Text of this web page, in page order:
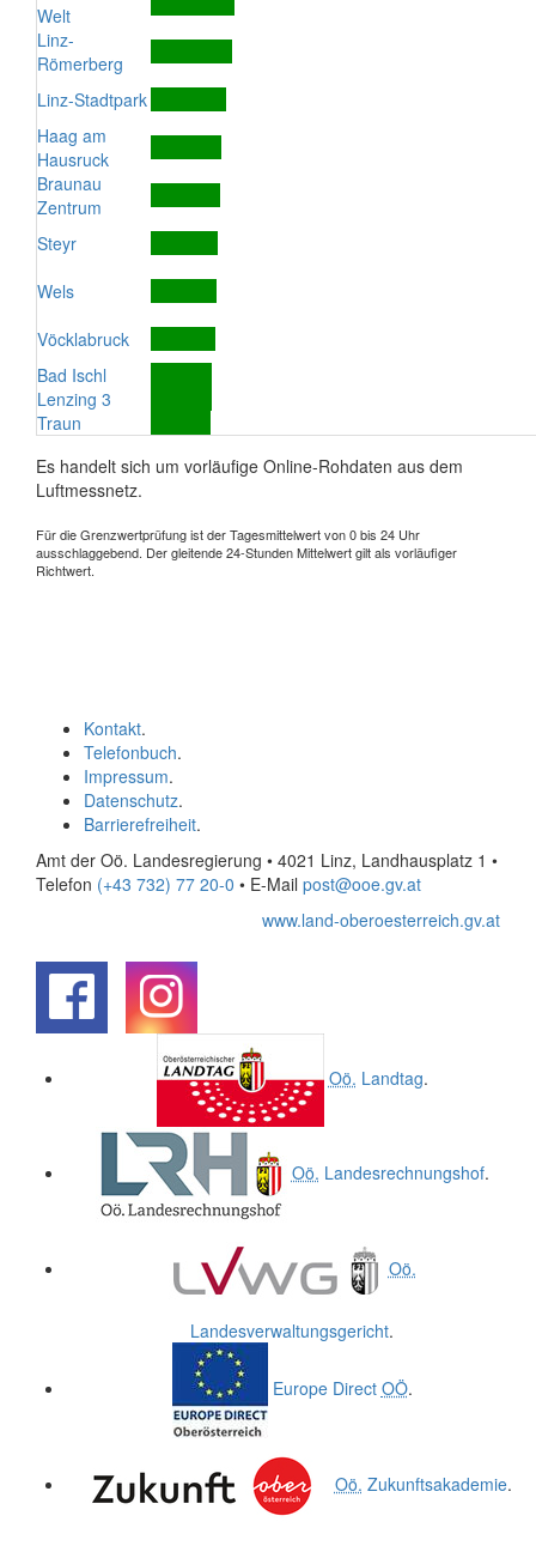
Welt
Linz-
Römerberg
Linz-Stadtpark
Haag am
Hausruck
Braunau
Zentrum
Steyr
Wels
Vöcklabruck
Bad Ischl
Lenzing 3
Traun
Es handelt sich um vorläufige Online-Rohdaten aus dem
Luftmessnetz.
Für die Grenzwertprüfung ist der Tagesmittelwert von 0 bis 24 Uhr
ausschlaggebend. Der gleitende 24-Stunden Mittelwert gilt als vorläufiger
Richtwert.
Kontakt.
Telefonbuch.
Impressum.
Datenschutz.
Barrierefreiheit.
Amt der Oö. Landesregierung • 4021 Linz, Landhausplatz 1 •
Telefon (+43 732) 77 20-0 • E-Mail post@ooe.gv.at
www.land-oberoesterreich.gv.at
Oö. Landtag.
Oö. Landesrechnungshof.
Oö.
Landesverwaltungsgericht.
Europe Direct OÖ.
Oö. Zukunftsakademie.